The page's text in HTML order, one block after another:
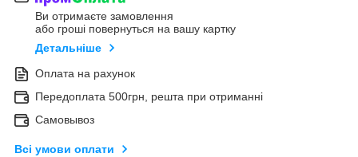
Ви отримаєте замовлення
або гроші повернуться на вашу картку
Детальніше
Оплата на рахунок
Передоплата 500грн, решта при отриманні
Самовывоз
Всі умови оплати